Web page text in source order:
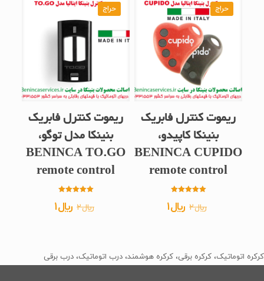
بود. است.
حراج
ریموت کنترل فابریک
بنینکا کاپیدو،
BENINCA CUPIDO
remote control
5.00
از 5 ﷼2 قیمت
بود.
﷼1
است.
حراج
ریموت کنترل فابریک
بنینکا مدل توگو،
BENINCA TO.GO
remote control
5.00
از 5 ﷼2 قیمت
بود.
﷼1قیمت
است.
کرکره اتوماتیک، کرکره برقی، کرکره هوشمند، درب اتوماتیک، درب برقی